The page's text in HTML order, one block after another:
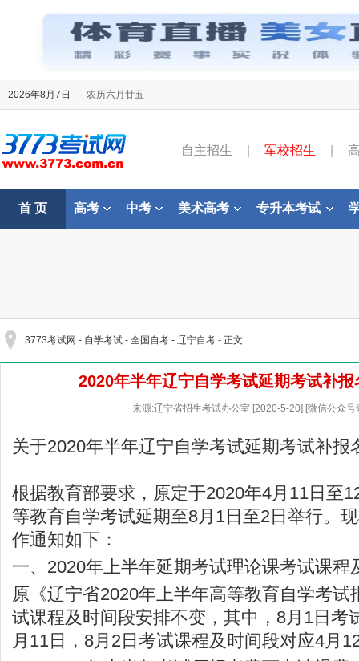
2026年8月7日 农历六月廿五
自主招生 军校招生
首 页 高考 中考 美术高考 专升本考试
3773考试网 - 自学考试 - 全国自考 - 辽宁自考 - 正文
2020年半年辽宁自学考试延期考试补
来源:辽宁省招生考试办公室 [2020-5-20] [微信公众号
关于2020年半年辽宁自学考试延期考试补报
根据教育部要求，原定于2020年4月11日至
等教育自学考试延期至8月1日至2日举行。
作通知如下：
一、2020年上半年延期考试理论课考试课程
原《辽宁省2020年上半年高等教育自学考试
试课程及时间段安排不变，其中，8月1日考
月11日，8月2日考试课程及时间段对应4月